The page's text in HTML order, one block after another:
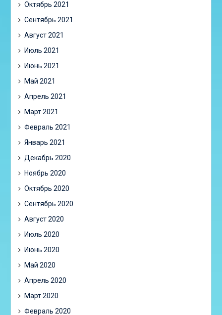
Октябрь 2021
Сентябрь 2021
Август 2021
Июль 2021
Июнь 2021
Май 2021
Апрель 2021
Март 2021
Февраль 2021
Январь 2021
Декабрь 2020
Ноябрь 2020
Октябрь 2020
Сентябрь 2020
Август 2020
Июль 2020
Июнь 2020
Май 2020
Апрель 2020
Март 2020
Февраль 2020